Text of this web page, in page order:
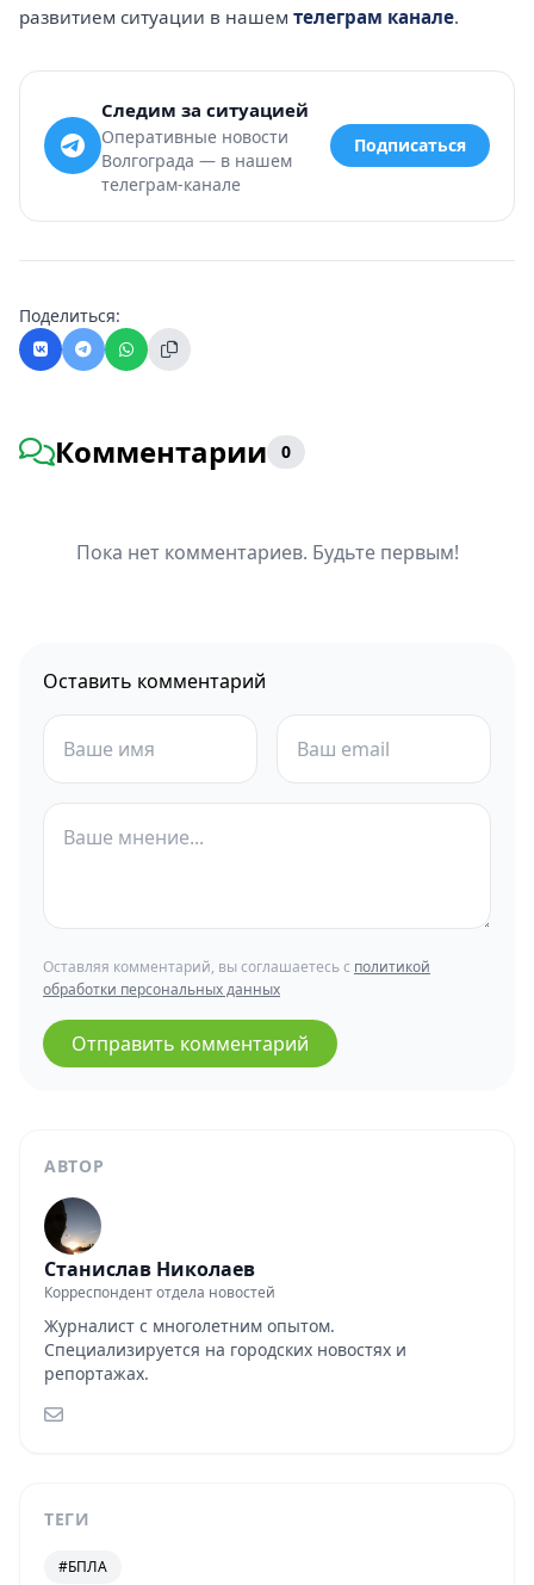
АВТОР
Станислав Николаев
Корреспондент отдела новостей
Журналист с многолетним опытом.
Специализируется на городских новостях и
репортажах.
ТЕГИ
#БПЛА
развитием ситуации в нашем телеграм канале.
Следим за ситуацией
Оперативные новости
Волгограда — в нашем
телеграм-канале
Подписаться
Поделиться:
Комментарии 0
Пока нет комментариев. Будьте первым!
Оставить комментарий
Оставляя комментарий, вы соглашаетесь с политикой
обработки персональных данных
Отправить комментарий